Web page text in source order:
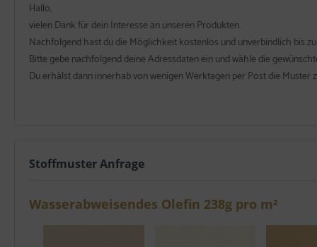
Hallo,
vielen Dank für dein Interesse an unseren Produkten.
Nachfolgend hast du die Möglichkeit kostenlos und unverbindlich bis
Bitte gebe nachfolgend deine Adressdaten ein und wähle die
Du erhälst dann innerhab von wenigen Werktagen per Post die Muster
Stoffmuster Anfrage
Wasserabweisendes Olefin 238g pro m²